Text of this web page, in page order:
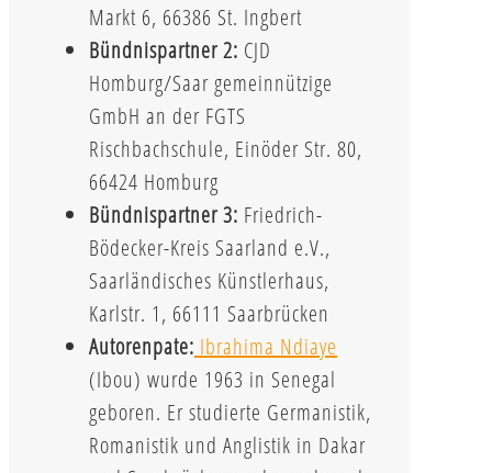
Markt 6, 66386 St. Ingbert
Bündnispartner 2: CJD
Homburg/Saar gemeinnützige
GmbH an der FGTS
Rischbachschule, Einöder Str. 80,
66424 Homburg
Bündnispartner 3: Friedrich-
Bödecker-Kreis Saarland e.V.,
Saarländisches Künstlerhaus,
Karlstr. 1, 66111 Saarbrücken
Autorenpate: Ibrahima Ndiaye
(Ibou) wurde 1963 in Senegal
geboren. Er studierte Germanistik,
Romanistik und Anglistik in Dakar